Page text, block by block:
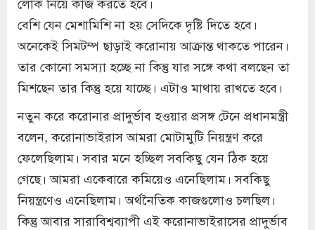
বেশি যেন মেশামিশি না হয় সেদিকে দৃষ্টি দিতে হবে।
অনেকেই সিমটম্প ছাড়াই করোনায় আক্রান্ত থাকতে পারেন।
তার কোনো সমস্যা হচ্ছে না কিন্তু যার সঙ্গে কথা বলছেন তা
মিশছেন তার কিন্তু হয়ে যাচ্ছে। এটাও মাথায় রাখতে হবে।
নতুন করে করোনার প্রাদুর্ভাব হওয়ার প্রসঙ্গ টেনে প্রধানমন্ত্রী
বলেন, করোনাভাইরাস আমরা মোটামুটি নিয়ন্ত্রণ করে
ফেলেছিলাম। সবার মনে হচ্ছিল সবকিছু যেন ঠিক হয়ে
গেছে। আমরা একেবারে কমিয়েও এনেছিলাম। সবকিছু
নিয়ন্ত্রণেও এনেছিলাম। অর্থনৈতিক কাজগুলোও চলছিল।
কিন্তু আবার সারাবিশ্বব্যাপী এই করোনাভাইরাসের প্রাদুর্ভাব